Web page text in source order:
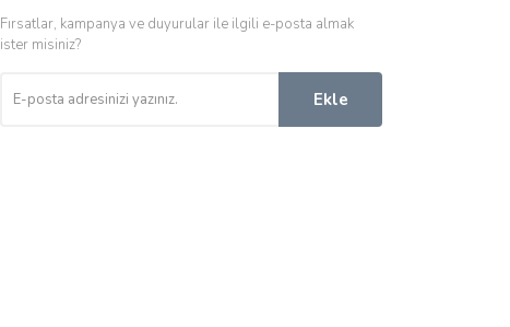
Fırsatlar, kampanya ve duyurular ile ilgili e-posta almak
ister misiniz?
Ekle